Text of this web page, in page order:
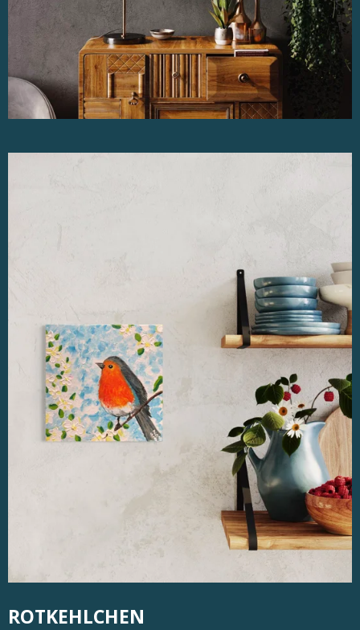
ROTKEHLCHEN